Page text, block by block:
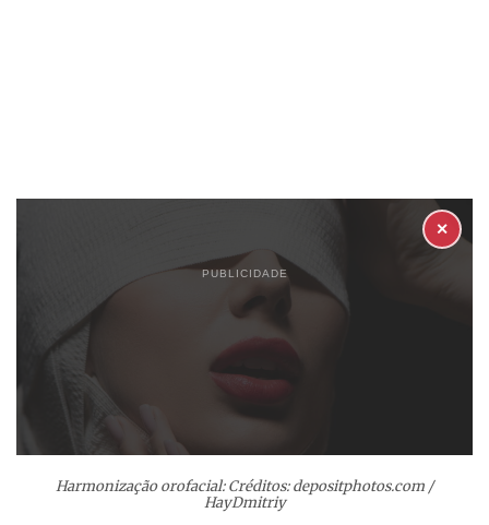
PUBLICIDADE
✕
Harmonização orofacial: Créditos: depositphotos.com /
HayDmitriy